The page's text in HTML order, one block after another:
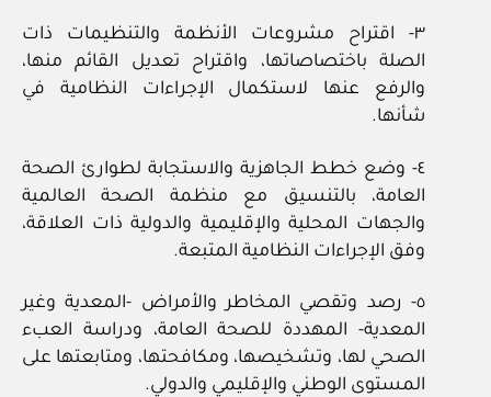
٣- اقتراح مشروعات الأنظمة والتنظيمات ذات
الصلة باختصاصاتها، واقتراح تعديل القائم منها،
والرفع عنها لاستكمال الإجراءات النظامية في
شأنها.
٤- وضع خطط الجاهزية والاستجابة لطوارئ الصحة
العامة، بالتنسيق مع منظمة الصحة العالمية
والجهات المحلية والإقليمية والدولية ذات العلاقة،
وفق الإجراءات النظامية المتبعة.
٥- رصد وتقصي المخاطر والأمراض -المعدية وغير
المعدية- المهددة للصحة العامة، ودراسة العبء
الصحي لها، وتشخيصها، ومكافحتها، ومتابعتها على
المستوى الوطني والإقليمي والدولي.